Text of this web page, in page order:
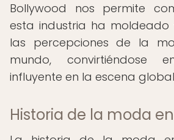
Bollywood nos permite
esta industria ha
las percepciones de la
mundo, convirtiéndose
influyente en la escena
Historia de la moda